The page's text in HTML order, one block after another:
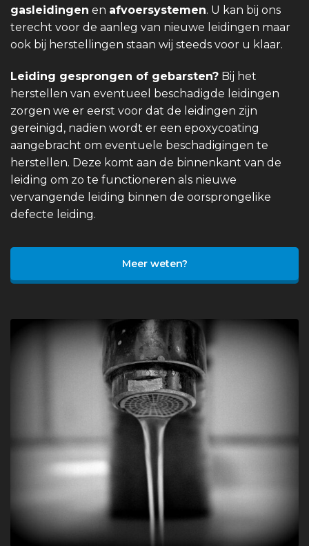
gasleidingen en afvoersystemen. U kan bij ons
terecht voor de aanleg van nieuwe leidingen maar
ook bij herstellingen staan wij steeds voor u klaar.
Leiding gesprongen of gebarsten? Bij het
herstellen van eventueel beschadigde leidingen
zorgen we er eerst voor dat de leidingen zijn
gereinigd, nadien wordt er een epoxycoating
aangebracht om eventuele beschadigingen te
herstellen. Deze komt aan de binnenkant van de
leiding om zo te functioneren als nieuwe
vervangende leiding binnen de oorsprongelike
defecte leiding.
Meer weten?